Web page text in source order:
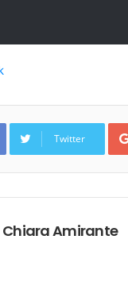
Twitter
Chiara Amirante